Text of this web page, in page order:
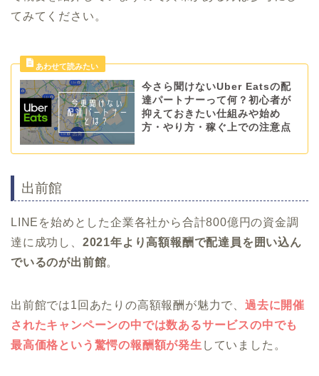
てみてください。
今さら聞けないUber Eatsの配
達パートナーって何？初心者が
抑えておきたい仕組みや始め
方・やり方・稼ぐ上での注意点
出前館
LINEを始めとした企業各社から合計800億円の資金調
達に成功し、 2021年より高額報酬で配達員を囲い込ん
でいるのが出前館。
出前館では1回あたりの高額報酬が魅力で、 過去に開催
されたキャンペーンの中では数あるサービスの中でも
最高価格という驚愕の報酬額が発生 していました。